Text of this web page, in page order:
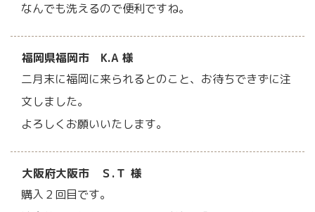
なんでも洗えるので便利ですね。
福岡県福岡市 K.A 様
二月末に福岡に来られるとのこと、お待ちできずに注
文しました。
よろしくお願いいたします。
大阪府大阪市 Ｓ.Ｔ 様
購入２回目です。